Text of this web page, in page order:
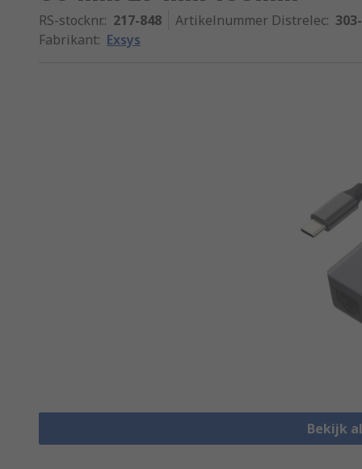
RS-stocknr.: 217-848 Artikelnummer Distrelec:
Fabrikant: Exsys
Bekijk